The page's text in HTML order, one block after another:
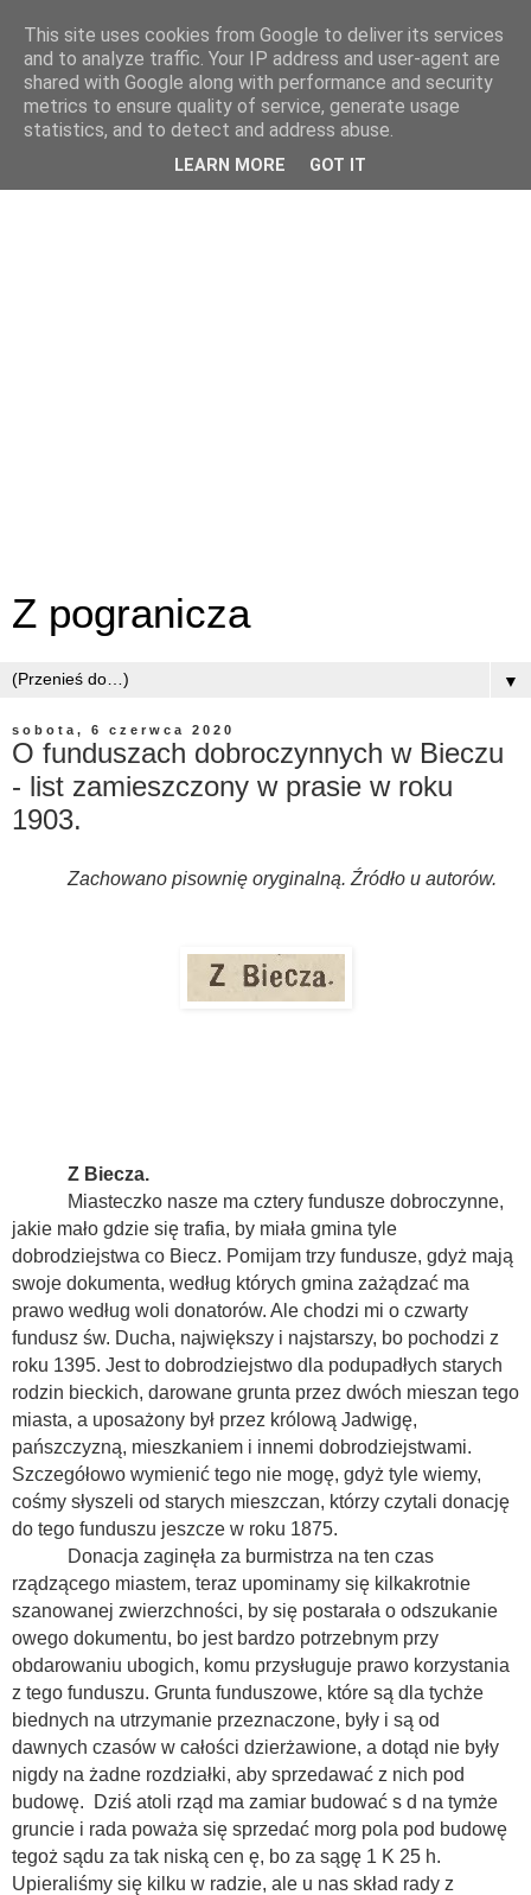
Z pogranicza
▼
sobota, 6 czerwca 2020
O funduszach dobroczynnych w Bieczu
- list zamieszczony w prasie w roku
1903.
Zachowano pisownię oryginalną. Źródło u autorów.
Z Biecza.
Miasteczko nasze ma cztery fundusze dobroczynne,
jakie mało gdzie się trafia, by miała gmina tyle
dobrodziejstwa co Biecz. Pomijam trzy fundusze, gdyż mają
swoje dokumenta, według których gmina zażądzać ma
prawo według woli donatorów. Ale chodzi mi o czwarty
fundusz św. Ducha, największy i najstarszy, bo pochodzi z
roku 1395. Jest to dobrodziejstwo dla podupadłych starych
rodzin bieckich, darowane grunta przez dwóch mieszan tego
miasta, a uposażony był przez królową Jadwigę,
pańszczyzną, mieszkaniem i innemi dobrodziejstwami.
Szczegółowo wymienić tego nie mogę, gdyż tyle wiemy,
cośmy słyszeli od starych mieszczan, którzy czytali donację
do tego funduszu jeszcze w roku 1875.
Donacja zaginęła za burmistrza na ten czas
rządzącego miastem, teraz upominamy się kilkakrotnie
szanowanej zwierzchności, by się postarała o odszukanie
owego dokumentu, bo jest bardzo potrzebnym przy
obdarowaniu ubogich, komu przysługuje prawo korzystania
z tego funduszu. Grunta funduszowe, które są dla tychże
biednych na utrzymanie przeznaczone, były i są od
dawnych czasów w całości dzierżawione, a dotąd nie były
nigdy na żadne rozdziałki, aby sprzedawać z nich pod
budowę. Dziś atoli rząd ma zamiar budować s d na tymże
gruncie i rada poważa się sprzedać morg pola pod budowę
tegoż sądu za tak niską cen ę, bo za sągę 1 K 25 h.
Upieraliśmy się kilku w radzie, ale u nas skład rady z
This site uses cookies from Google to deliver its services
and to analyze traffic. Your IP address and user-agent are
shared with Google along with performance and security
metrics to ensure quality of service, generate usage
statistics, and to detect and address abuse.
LEARN MORE GOT IT